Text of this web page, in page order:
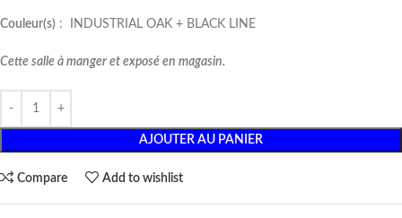
Couleur(s) : INDUSTRIAL OAK + BLACK LINE
Cette salle à manger et exposé en magasin.
AJOUTER AU PANIER
Compare Add to wishlist